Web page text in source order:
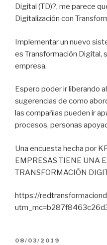
Digital (TD)?, me parece
Digitalización con
Implementar un nuevo
es Transformación Digital,
empresa.
Espero poder ir liberando
sugerencias de como
las compañias pueden ir
procesos, personas
Una encuesta hecha por
EMPRESAS TIENE UNA
TRANSFORMACIÓN
https://
POSTED
08/03/2019